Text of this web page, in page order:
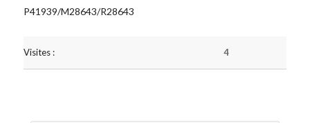
P41939/M28643/R28643
Visites : 4